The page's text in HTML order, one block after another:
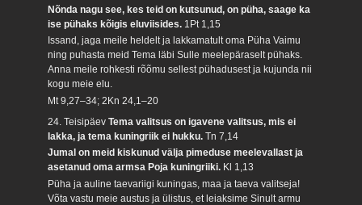
Nõnda nagu see, kes teid on kutsunud, on püha, saage ka
ise pühaks kõigis eluviisides. 1Pt 1,15
Issand, jaga meile heldelt ja lakkamatult oma Püha Vaimu
ning puhasta meid Tema läbi Sulle meelepäraselt pühaks.
Anna meile rohkesti rõõmu sellest pühadusest ja kujunda nii
kogu meie elu.
Mt 9,27–34; 2Kn 24,1–20
24. TeisipäevTema valitsus on igavene valitsus, mis ei
lakka, ja tema kuningriik ei hukku.Tn 7,14
Jumal on meid kiskunud välja pimeduse meelevallast ja
asetanud oma armsa Poja kuningriiki. Kl 1,13
Püha ja auline taevariigi kuningas, maa ja taeva valitseja!
Võta vastu meie austus ja ülistus, et leiaksime Sinult armu